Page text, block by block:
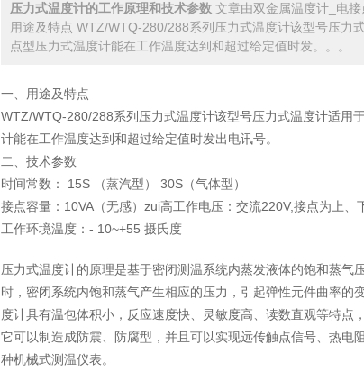
压力式温度计的工作原理和技术参数 文章由双金属温度计_电
用途及特点 WTZ/WTQ-280/288系列压力式温度计该型号压力
点型压力式温度计能在工作温度达到和超过给定值时发。。。
一、用途及特点
WTZ/WTQ-280/288系列压力式温度计该型号压力式温度计适用
计能在工作温度达到和超过给定值时发出电讯号。
二、技术参数
时间常数： 15S （蒸汽型） 30S（气体型）
接点容量：10VA（无感）zui高工作电压：交流220V,接点为上、
工作环境温度：- 10~+55 摄氏度
压力式温度计的原理是基于密闭测温系统内蒸发液体的饱和蒸
时，密闭系统内饱和蒸气产生相应的压力，引起弹性元件曲率
度计具有温包体积小，反应速度快、灵敏度高、读数直观等特点
它可以制造成防震、防腐型，并且可以实现远传触点信号、热
种机械式测温仪表。